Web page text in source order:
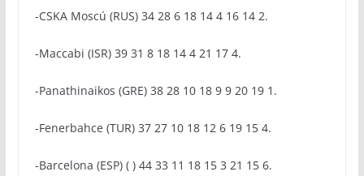
-CSKA Moscú (RUS) 34 28 6 18 14 4 16 14 2.
-Maccabi (ISR) 39 31 8 18 14 4 21 17 4.
-Panathinaikos (GRE) 38 28 10 18 9 9 20 19 1.
-Fenerbahce (TUR) 37 27 10 18 12 6 19 15 4.
-Barcelona (ESP) ( ) 44 33 11 18 15 3 21 15 6.